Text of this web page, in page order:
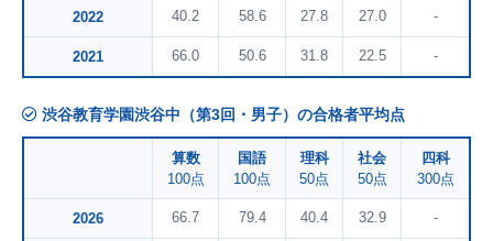
2022 40.2 58.6 27.8 27.0 -
2021 66.0 50.6 31.8 22.5 -
渋谷教育学園渋谷中（第3回・男子）の合格者平均点
算数
100点
国語
100点
理科
50点
社会
50点
四科
300点
2026 66.7 79.4 40.4 32.9 -